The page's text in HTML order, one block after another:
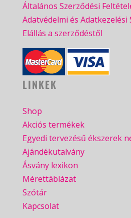
Általános Szerződési
Adatvédelmi és Adatkezelési
Elállás a szerződéstől
LINKEK
Shop
Akciós termékek
Egyedi tervezésű ékszerek
Ajándékutalvány
Ásvány lexikon
Mérettáblázat
Szótár
Kapcsolat